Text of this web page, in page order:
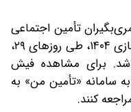
تأمین اجتماعی
با اعمال افزایش سالیانه و متناسب‌سازی ۱۴۰۴، طی روزهای ۲۹،
شد. برای مشاهده فیش
سامانه «تأمین من» به
کنند.